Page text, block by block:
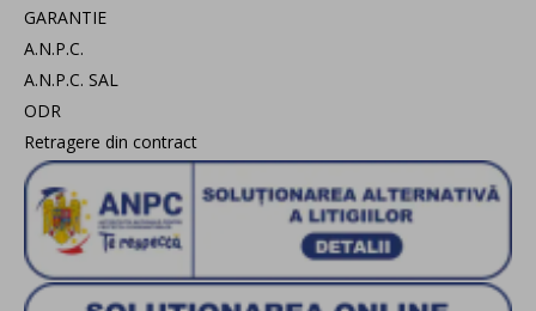
GARANTIE
A.N.P.C.
A.N.P.C. SAL
ODR
Retragere din contract